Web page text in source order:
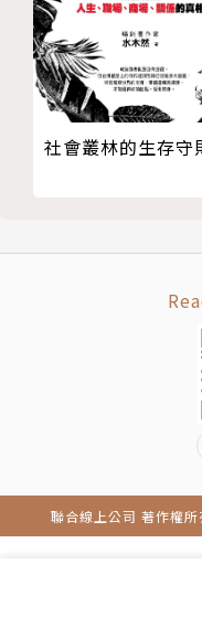
日本知名廣告人、
文科學系畢業，曾
職。之後成立湘南
與廣告企畫，並提
力透過「文案的力
獎、全日本廣告聯盟
自2008年起，投
級業務員都想學故事
店」打敗企業大鯨
比較多？》、《好
技巧27 切身搭話
技巧28 出題猜謎
技巧29 激發改變的
技巧30 利用排名效
技巧31 強調稀有性
技巧34 寫成詩句格
技巧38 排列相同語
技巧39 重複字詞以
技巧41 刻意說反話
技巧42 反覆×命令
社會叢林的生存守
聯合線上公司 著作權